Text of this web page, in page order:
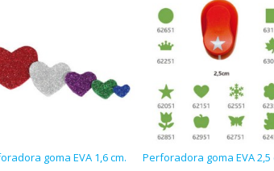
goma EVA 1,6 cm.
Perforadora goma EVA 2,5